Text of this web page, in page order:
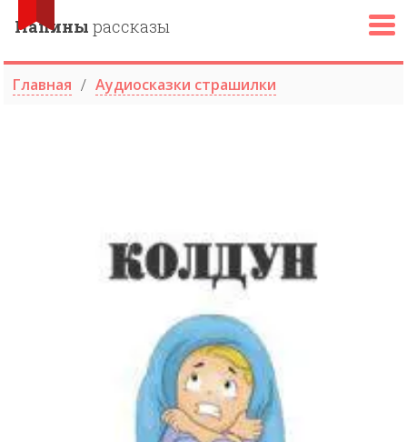
Папины рассказы
Главная Аудиосказки страшилки